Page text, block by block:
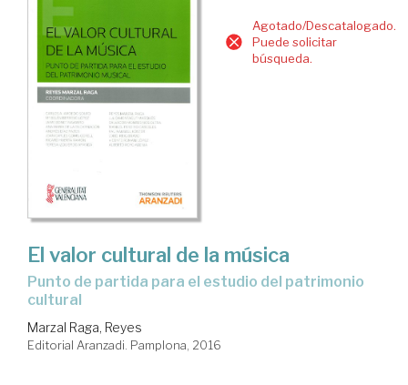
Agotado/Descatalogado.
Puede solicitar
búsqueda.
El valor cultural de la música
punto de partida para el estudio del patrimonio
cultural
Marzal Raga, Reyes
Editorial Aranzadi. Pamplona, 2016